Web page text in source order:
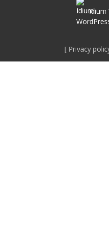
idium
Privacy